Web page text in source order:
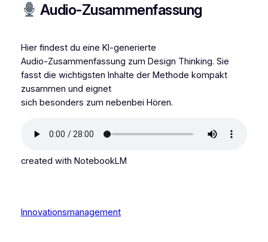
Audio-Zusammenfassung
Hier findest du eine KI‑generierte
Audio‑Zusammenfassung zum Design Thinking. Sie
fasst die wichtigsten Inhalte der Methode kompakt
zusammen und eignet
sich besonders zum nebenbei Hören.
created with NotebookLM
Innovationsmanagement